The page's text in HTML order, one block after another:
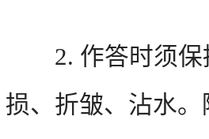
2. 作答时须保
损、折皱、沾水